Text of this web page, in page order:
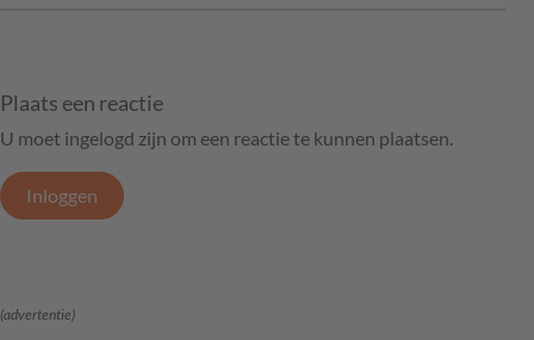
Plaats een reactie
U moet ingelogd zijn om een reactie te kunnen plaatsen.
Inloggen
(advertentie)